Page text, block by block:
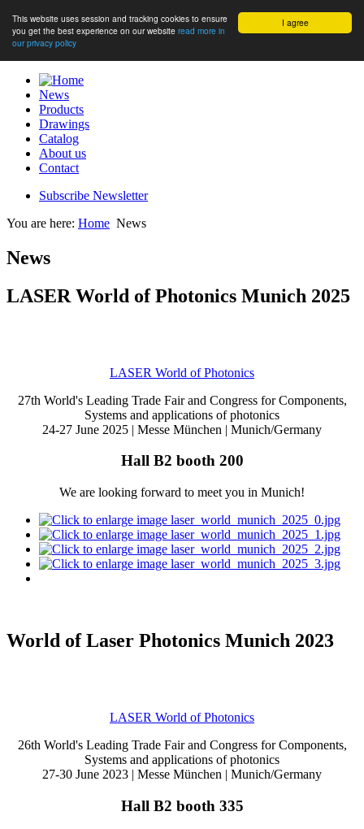
I agree
This website uses session and tracking cookies to ensure
you get the best experience on our website read more in
our privacy policy
News
Products
Drawings
Catalog
About us
Contact
Subscribe Newsletter
You are here: Home News
News
LASER World of Photonics Munich 2025
LASER World of Photonics
27th World's Leading Trade Fair and Congress for Components,
Systems and applications of photonics
24-27 June 2025 | Messe München | Munich/Germany
Hall B2 booth 200
We are looking forward to meet you in Munich!
World of Laser Photonics Munich 2023
LASER World of Photonics
26th World's Leading Trade Fair and Congress for Components,
Systems and applications of photonics
27-30 June 2023 | Messe München | Munich/Germany
Hall B2 booth 335